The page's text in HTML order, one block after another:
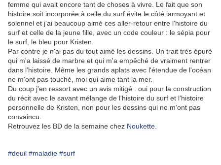
femme qui avait encore tant de choses à vivre. Le fait que son
histoire soit incorporée à celle du surf évite le côté larmoyant et
solennel et j'ai beaucoup aimé ces aller-retour entre l'histoire du
surf et celle de la jeune fille, avec un code couleur : le sépia pour
le surf, le bleu pour Kristen.
Par contre je n'ai pas du tout aimé les dessins. Un trait très épuré
qui m'a laissé de marbre et qui m'a empêché de vraiment rentrer
dans l'histoire. Même les grands aplats avec l'étendue de l'océan
ne m'ont pas touché, moi qui aime tant la mer.
Du coup j'en ressort avec un avis mitigé : oui pour la construction
du récit avec le savant mélange de l'histoire du surf et l'histoire
personnelle de Kristen, non pour les dessins qui ne m'ont pas
convaincu.
Retrouvez les BD de la semaine chez Noukette
#deuil #maladie #surf